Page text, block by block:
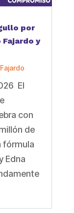
por
y
El
con
de
fórmula
Edna